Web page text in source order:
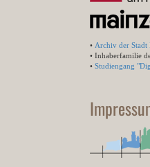
• Archiv der Stadt
• Inhaberfamilie
• Studiengang